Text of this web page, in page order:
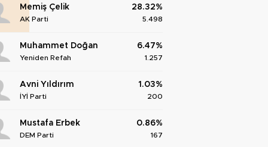
Memiş Çelik
AK Parti
28.32%
5.498
Muhammet Doğan
Yeniden Refah
6.47%
1.257
Avni Yıldırım
İYİ Parti
1.03%
200
Mustafa Erbek
DEM Parti
0.86%
167